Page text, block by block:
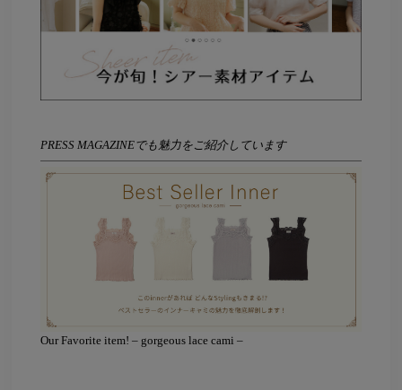
PRESS MAGAZINEでも魅力をご紹介しています
Our Favorite item! – gorgeous lace cami –